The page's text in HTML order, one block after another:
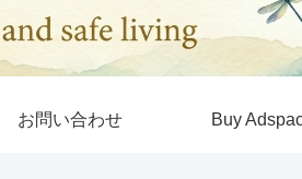
お問い合わせ Buy